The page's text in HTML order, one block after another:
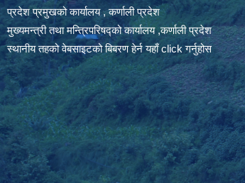
प्रदेश प्रमुखको कार्यालय , कर्णाली प्रदेश
मुख्यमन्त्री तथा मन्त्रिपरिषद्को कार्यालय ,कर्णाली प्रदेश
स्थानीय तहको वेबसाइटको बिबरण हेर्न यहाँ click गर्नुहोस